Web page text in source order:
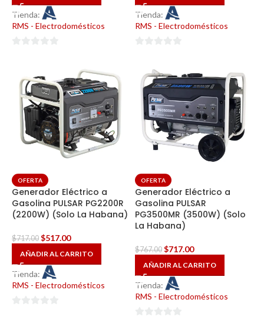
Tienda:
RMS - Electrodomésticos
Tienda:
RMS - Electrodomésticos
OFERTA
Generador Eléctrico a
Gasolina PULSAR PG2200R
(2200W) (Solo La Habana)
$717.00 $517.00
AÑADIR AL CARRITO
Tienda:
RMS - Electrodomésticos
OFERTA
Generador Eléctrico a
Gasolina PULSAR
PG3500MR (3500W) (Solo
La Habana)
$767.00 $717.00
AÑADIR AL CARRITO
Tienda:
RMS - Electrodomésticos